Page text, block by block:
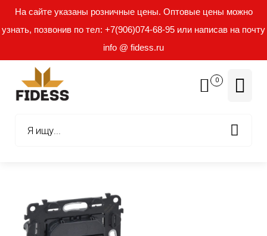
На сайте указаны розничные цены. Оптовые цены можно
узнать, позвонив по тел: +7(906)074-68-95 или написав на почту
info @ fidess.ru
0